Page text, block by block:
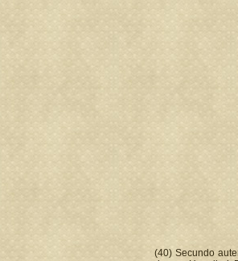
(40) Secundo